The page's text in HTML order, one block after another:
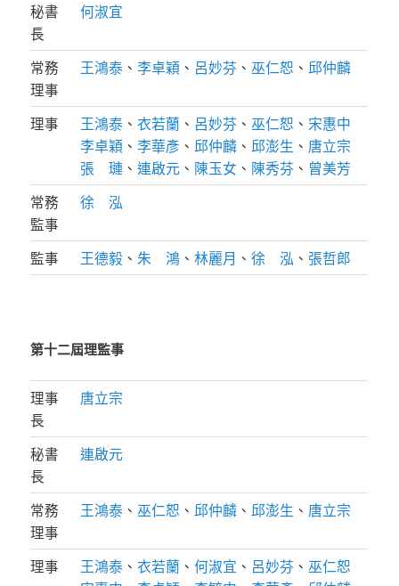
秘書
長
何淑宜
常務
理事
王鴻泰 、李卓穎 、 呂妙芬 、巫仁恕 、 邱仲麟
理事 王鴻泰 、衣若蘭 、 呂妙芬 、巫仁恕 、 宋惠中
李卓穎 、李華彥 、 邱仲麟 、 邱澎生 、 唐立宗
張 璉 、連啟元 、 陳玉女 、 陳秀芬 、 曾美芳
常務
監事
徐 泓
監事 王德毅 、 朱 鴻 、林麗月 、徐 泓 、 張哲郎
第十二屆理監事
理事
長
唐立宗
秘書
長
連啟元
常務
理事
王鴻泰 、巫仁恕 、 邱仲麟 、 邱澎生 、 唐立宗
理事 王鴻泰 、衣若蘭 、何淑宜 、 呂妙芬 、巫仁恕